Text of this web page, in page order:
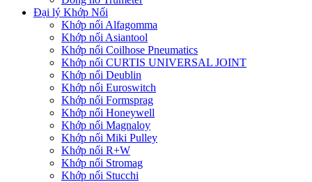
Đại lý Khớp Nối
Khớp nối Alfagomma
Khớp nối Asiantool
Khớp nối Coilhose Pneumatics
Khớp nối CURTIS UNIVERSAL JOINT
Khớp nối Deublin
Khớp nối Euroswitch
Khớp nối Formsprag
Khớp nối Honeywell
Khớp nối Magnaloy
Khớp nối Miki Pulley
Khớp nối R+W
Khớp nối Stromag
Khớp nối Stucchi